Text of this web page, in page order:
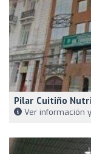
Pilar Cuitiño
Ver información